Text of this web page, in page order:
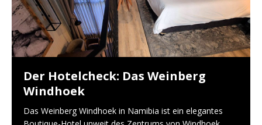
Der Hotelcheck: Das Weinberg
Windhoek
Das Weinberg Windhoek in Namibia ist ein elegantes